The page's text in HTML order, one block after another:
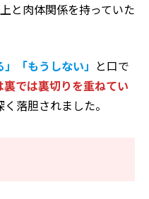
と肉体関係を持っていた
」「もうしない」 と口で
裏では裏切りを重ねてい
落胆されました。